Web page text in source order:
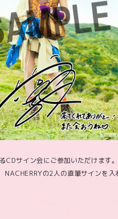
CDサイン会にご参加いただけます
の2人の直筆サインを